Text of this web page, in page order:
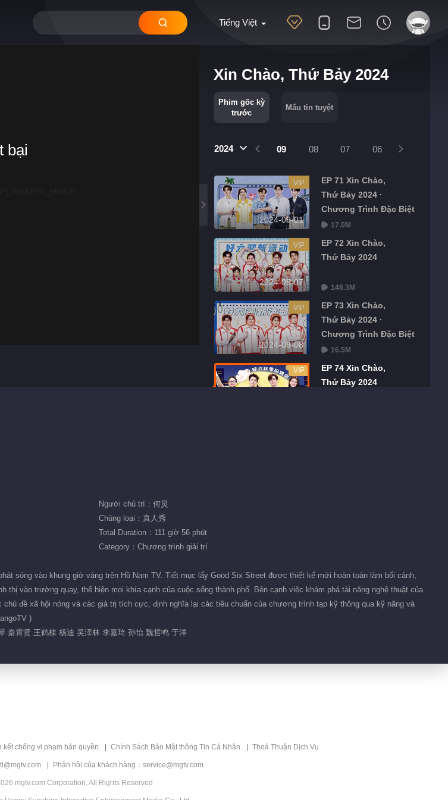
Tiếng Việt
Xin Chào, Thứ Bảy 2024
Phim gốc kỳ
trước
Mẩu tin tuyệt
2024
11 10 09 08 07 06
2024-09-01
VIP
EP 71 Xin Chào,
Thứ Bảy 2024 ·
Chương Trình Đặc Biệt
17.0M
2024-09-07
VIP
EP 72 Xin Chào,
Thứ Bảy 2024
148.3M
2024-09-08
VIP
EP 73 Xin Chào,
Thứ Bảy 2024 ·
Chương Trình Đặc Biệt
16.5M
VIP
EP 74 Xin Chào,
Thứ Bảy 2024
2024-09-28
154.1M
Nhạc Pop Hoa Ngữ
bại
Người chủ trì：何炅
Chủng loại：真人秀
Total Duration：111 giờ 56 phút
Category：Chương trình giải trí
sóng vào khung giờ vàng trên Hồ Nam TV. Tiết mục lấy Good Six Street được thiết kế mới hoàn toàn làm bối cảnh,
vào trường quay, thể hiện mọi khía cạnh của cuộc sống thành phố. Bên cạnh việc khám phá tài năng nghệ thuật của
đề xã hội nóng và các giá trị tích cực, định nghĩa lại các tiêu chuẩn của chương trình tạp kỹ thông qua kỹ năng và
)
秦霄贤 王鹤棣 杨迪 吴泽林 李嘉琦 孙怡 魏哲鸣 于洋
kết chống vi phạm bản quyền Chính Sách Bảo Mật thông Tin Cá Nhân Thoả Thuận Dịch Vụ
Phản hồi của khách hàng：service@mgtv.com
mgtv.com Corporation, All Rights Reserved